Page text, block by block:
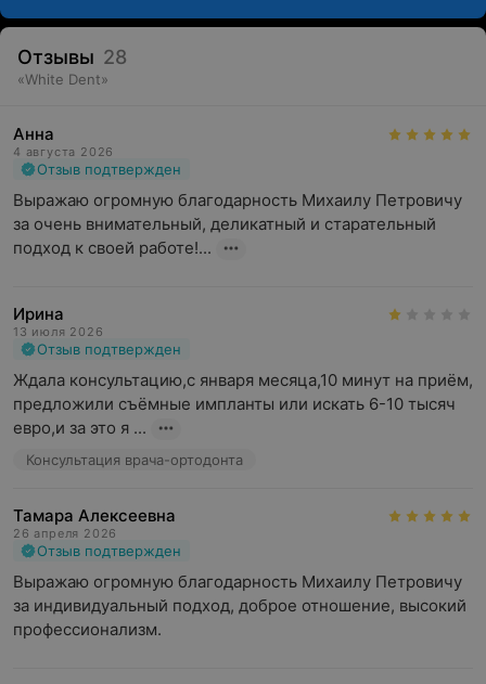
Отзывы 28
«White Dent»
Анна
4 августа 2026
Отзыв подтвержден
Выражаю огромную благодарность Михаилу Петровичу
за очень внимательный, деликатный и старательный
подход к своей работе!...
Ирина
13 июля 2026
Отзыв подтвержден
Ждала консультацию,с января месяца,10 минут на приём,
предложили съёмные импланты или искать 6-10 тысяч
евро,и за это я ...
Консультация врача-ортодонта
Тамара Алексеевна
26 апреля 2026
Отзыв подтвержден
Выражаю огромную благодарность Михаилу Петровичу
за индивидуальный подход, доброе отношение, высокий
профессионализм.